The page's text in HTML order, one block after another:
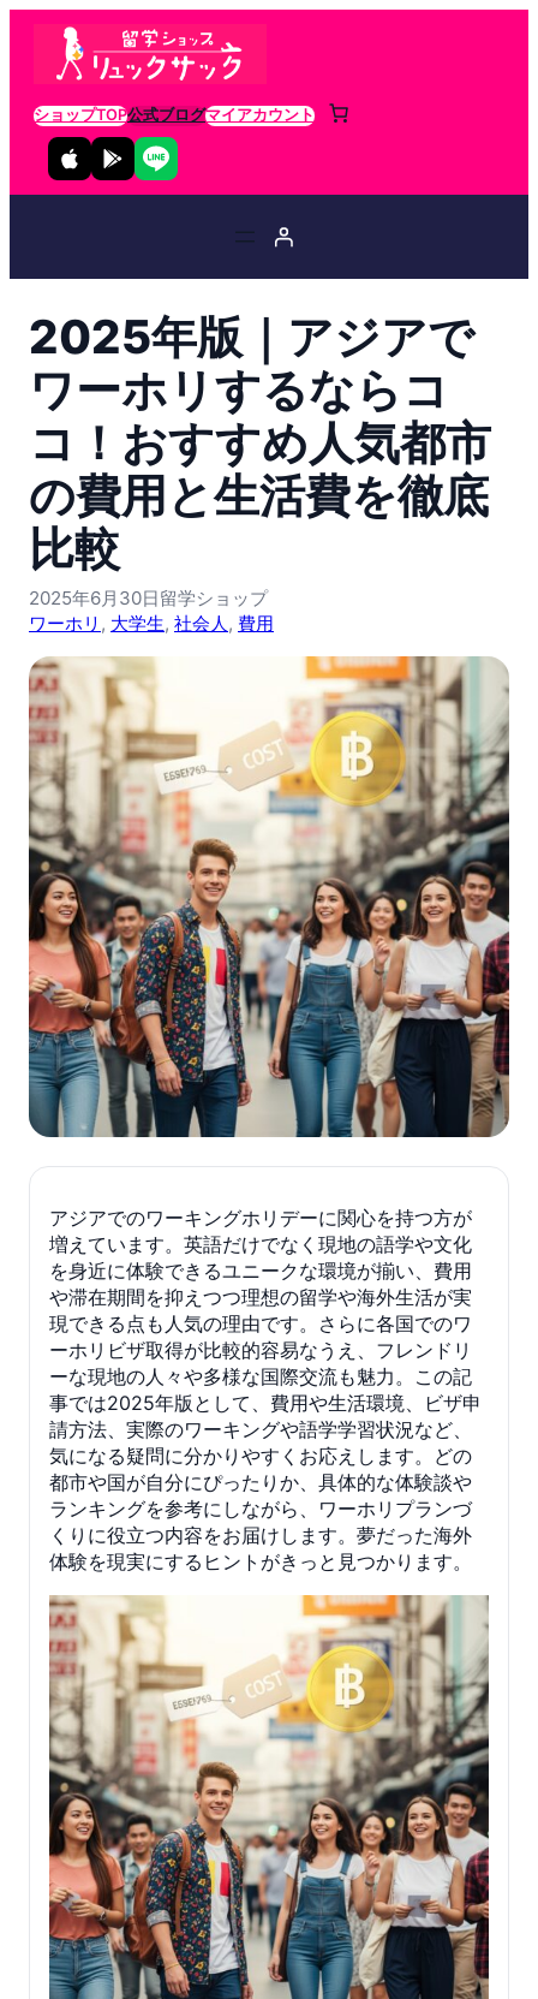
ショップTOP公式ブログマイアカウント
2025年版｜アジアで
ワーホリするならコ
コ！おすすめ人気都市
の費用と生活費を徹底
比較
2025年6月30日留学ショップ
ワーホリ , 大学生, 社会人 , 費用
アジアでのワーキングホリデーに関心を持つ方が
増えています。英語だけでなく現地の語学や文化
を身近に体験できるユニークな環境が揃い、費用
や滞在期間を抑えつつ理想の留学や海外生活が実
現できる点も人気の理由です。さらに各国でのワ
ーホリビザ取得が比較的容易なうえ、フレンドリ
ーな現地の人々や多様な国際交流も魅力。この記
事では2025年版として、費用や生活環境、ビザ申
請方法、実際のワーキングや語学学習状況など、
気になる疑問に分かりやすくお応えします。どの
都市や国が自分にぴったりか、具体的な体験談や
ランキングを参考にしながら、ワーホリプランづ
くりに役立つ内容をお届けします。夢だった海外
体験を現実にするヒントがきっと見つかります。